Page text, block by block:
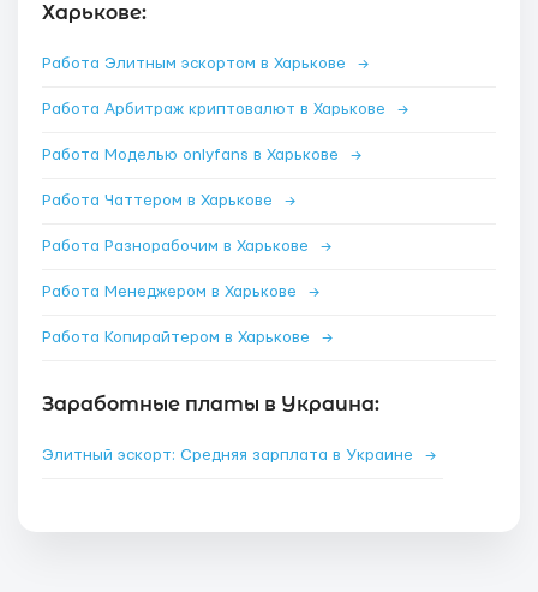
Харькове:
Работа Элитным эскортом в Харькове →
Работа Арбитраж криптовалют в Харькове →
Работа Моделью onlyfans в Харькове →
Работа Чаттером в Харькове →
Работа Разнорабочим в Харькове →
Работа Менеджером в Харькове →
Работа Копирайтером в Харькове →
Заработные платы в Украина:
Элитный эскорт: Средняя зарплата в Украине →